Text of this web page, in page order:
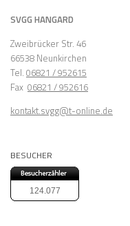
SVGG HANGARD
Zweibrücker Str. 46
66538 Neunkirchen
Tel. 06821 / 952615
Fax 06821 / 952616
kontakt.svgg@t-online.de
BESUCHER
124.077